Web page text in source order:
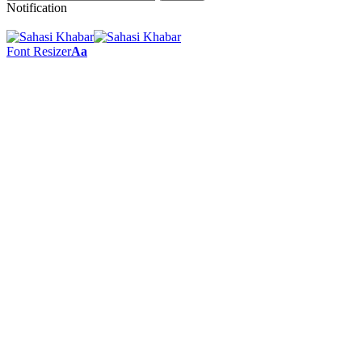
Notification
Font ResizerAa